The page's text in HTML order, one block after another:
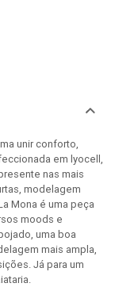
unir conforto,
em lyocell,
nas mais
modelagem
Mona é uma peça
moods e
uma boa
mais ampla,
Já para um